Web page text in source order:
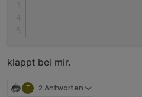
klappt bei mir.
T 2 Antworten